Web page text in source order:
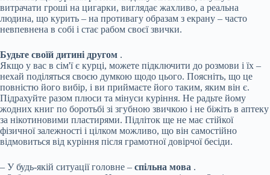
витрачати гроші на цигарки, виглядає жахливо, а реальна
людина, що курить – на противагу образам з екрану – часто
невпевнена в собі і стає рабом своєї звички.
Будьте своїй дитині другом .
Якщо у вас в сім'ї є курці, можете підключити до розмови і їх –
нехай поділяться своєю думкою щодо цього. Поясніть, що це
повністю його вибір, і ви приймаєте його таким, яким він є.
Підрахуйте разом плюси та мінуси куріння. Не радьте йому
жодних книг по боротьбі зі згубною звичкою і не біжіть в аптеку
за нікотиновими пластирями. Підліток ще не має стійкої
фізичної залежності і цілком можливо, що він самостійно
відмовиться від куріння після грамотної довірчої бесіди.
– У будь-якій ситуації головне – спільна мова .